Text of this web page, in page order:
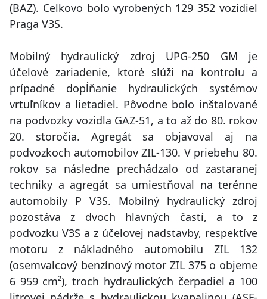
(BAZ). Celkovo bolo vyrobených 129 352 vozidiel
Praga V3S.
Mobilný hydraulický zdroj UPG-250 GM je
účelové zariadenie, ktoré slúži na kontrolu a
prípadné dopĺňanie hydraulických systémov
vrtuľníkov a lietadiel. Pôvodne bolo inštalované
na podvozky vozidla GAZ-51, a to až do 80. rokov
20. storočia. Agregát sa objavoval aj na
podvozkoch automobilov ZIL-130. V priebehu 80.
rokov sa následne prechádzalo od zastaranej
techniky a agregát sa umiestňoval na terénne
automobily P V3S. Mobilný hydraulický zdroj
pozostáva z dvoch hlavných častí, a to z
podvozku V3S a z účelovej nadstavby, respektíve
motoru z nákladného automobilu ZIL 132
(osemvalcový benzínový motor ZIL 375 o objeme
6 959 cm²), troch hydraulických čerpadiel a 100